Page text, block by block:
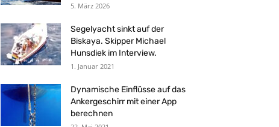
5. März 2026
Segelyacht sinkt auf der
Biskaya. Skipper Michael
Hunsdiek im Interview.
1. Januar 2021
Dynamische Einflüsse auf das
Ankergeschirr mit einer App
berechnen